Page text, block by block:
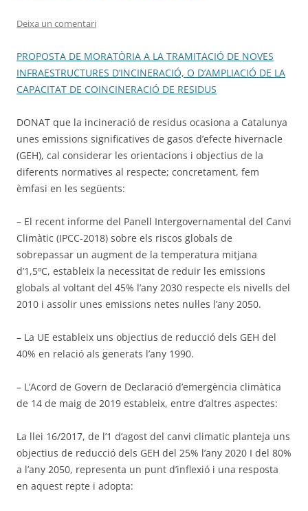
Deixa un comentari
PROPOSTA DE MORATÒRIA A LA TRAMITACIÓ DE NOVES
INFRAESTRUCTURES D’INCINERACIÓ, O D’AMPLIACIÓ DE LA
CAPACITAT DE COINCINERACIÓ DE RESIDUS
DONAT que la incineració de residus ocasiona a Catalunya
unes emissions significatives de gasos d’efecte hivernacle
(GEH), cal considerar les orientacions i objectius de la
diferents normatives al respecte; concretament, fem
èmfasi en les següents:
– El recent informe del Panell Intergovernamental del Canvi
Climàtic (IPCC-2018) sobre els riscos globals de
sobrepassar un augment de la temperatura mitjana
d’1,5ºC, estableix la necessitat de reduir les emissions
globals al voltant del 45% l’any 2030 respecte els nivells del
2010 i assolir unes emissions netes nul·les l’any 2050.
– La UE estableix uns objectius de reducció dels GEH del
40% en relació als generats l’any 1990.
– L’Acord de Govern de Declaració d’emergència climàtica
de 14 de maig de 2019 estableix, entre d’altres aspectes:
La llei 16/2017, de l’1 d’agost del canvi climatic planteja uns
objectius de reducció dels GEH del 25% l’any 2020 I del 80%
a l’any 2050, representa un punt d’inflexió i una resposta
en aquest repte i adopta: